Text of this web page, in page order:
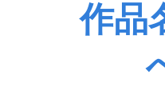
作品